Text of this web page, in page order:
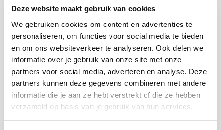
Deze website maakt gebruik van cookies
We gebruiken cookies om content en advertenties te
personaliseren, om functies voor social media te bieden
en om ons websiteverkeer te analyseren. Ook delen we
informatie over je gebruik van onze site met onze
partners voor social media, adverteren en analyse. Deze
partners kunnen deze gegevens combineren met andere
informatie die je aan ze hebt verstrekt of die ze hebben
verzameld op basis van je gebruik van hun services.
blessuretijd zorgde Berghuis alsnog voor de bevrijdende
derde treffer. Hij had vrije doortocht richting het doel
van Groningen en schoot onberispelijk raak.
Terugkomend op dat filmscript: een thriller kijk je
tegenwoordig relaxter dan een wedstrijdje van Ajax.
Dat komt met name door de spanning en minder door
denderend goed voetbal van de ploeg van Ten Hag. Tot
op heden spreken we na negentig minuten gelukkig
iedere keer over een happy end. Laat dat na de